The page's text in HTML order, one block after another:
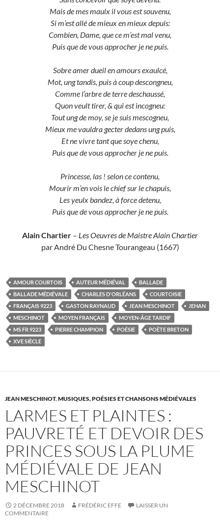
Mais de mes maulx il vous est souvenu,
Si m’est allé de mieux en mieux depuis:
Combien, Dame, que ce m’est mal venu,
Puis que de vous approcher je ne puis.
Sobre amer dueil en amours exaulcé,
Mot, ung tandis, puis à coup descongneu,
Comme l’arbre de terre deschaussé,
Quon veult tirer, & qui est incogneu:
Tout ung de moy, se je suis mescogneu,
Mieux me vauldra gecter dedans ung puis,
Et ne vivre tant que soye chenu,
Puis que de vous approcher je ne puis.
Princesse, las ! selon ce contenu,
Mourir m’en vois le chief sur le chapuis,
Les yeulx bandez, à force detenu,
Puis que de vous approcher je ne puis.
Alain Chartier – Les Oeuvres de Maistre Alain Chartier
par André Du Chesne Tourangeau (1667)
AMOUR COURTOIS AUTEUR MÉDIÉVAL
BALLADE
BALLADE MÉDIÉVALE
CHARLES D'ORLÉANS
COURTOISIE
FRANÇAIS 9223
GASTON RAYNAUD JEAN MESCHINOT
JEHAN
MESCHINOT
MOYEN FRANÇAIS
MOYEN-ÂGE TARDIF
MS FR 9223
PIERRE CHAMPION POÉSIE
POÈTE BRETON
XVE SIÈCLE
JEAN MESCHINOT,MUSIQUES, POÉSIES ET CHANSONS MÉDIÉVALES
LARMES ET PLAINTES :
PAUVRETÉ ET DEVOIR DES
PRINCES SOUS LA PLUME
MÉDIÉVALE DE JEAN
MESCHINOT
2 DÉCEMBRE 2018 FRÉDÉRIC EFFE
LAISSER UN
COMMENTAIRE